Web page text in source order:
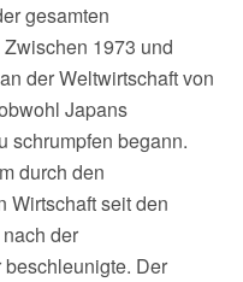
gesamten
1973 und
der Weltwirtschaft von
Japans
schrumpfen begann.
durch den
Wirtschaft seit den
der
Der